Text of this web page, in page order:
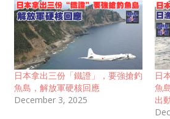
日本拿出三份「鐵證」，要強搶釣
魚島，解放軍硬核回應
December 3, 2025
日
魚
出